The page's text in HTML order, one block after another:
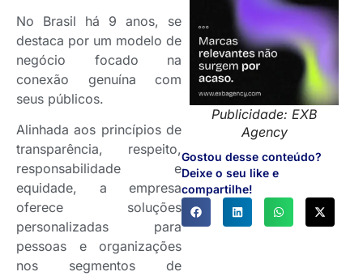
Publicidade: EXB
Agency
Gostou desse conteúdo?
Deixe o seu like e
compartilhe!
No Brasil há 9 anos, se
destaca por um modelo de
negócio focado na
conexão genuína com
seus públicos.
Alinhada aos princípios de
transparência, respeito,
responsabilidade e
equidade, a empresa
oferece soluções
personalizadas para
pessoas e organizações
nos segmentos de